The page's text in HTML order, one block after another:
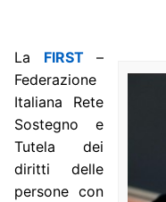
La FIRST–
Federazione
Italiana Rete
Sostegno e
Tutela dei
diritti delle
persone con